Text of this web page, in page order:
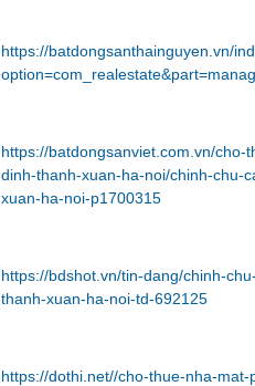
https://batdongsanthainguyen.vn/
https://batdongsanviet.com.vn/
dinh-thanh-xuan-ha-noi/chinh-chu-
xuan-ha-noi-p1700315
https://bdshot.vn/tin-dang/chinh-
thanh-xuan-ha-noi-td-692125
https://dothi.net//cho-thue-nha-